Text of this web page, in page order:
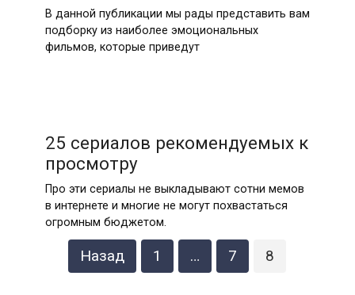
В данной публикации мы рады представить вам
подборку из наиболее эмоциональных
фильмов, которые приведут
25 сериалов рекомендуемых к
просмотру
Про эти сериалы не выкладывают сотни мемов
в интернете и многие не могут похвастаться
огромным бюджетом.
Назад 1 … 7 8